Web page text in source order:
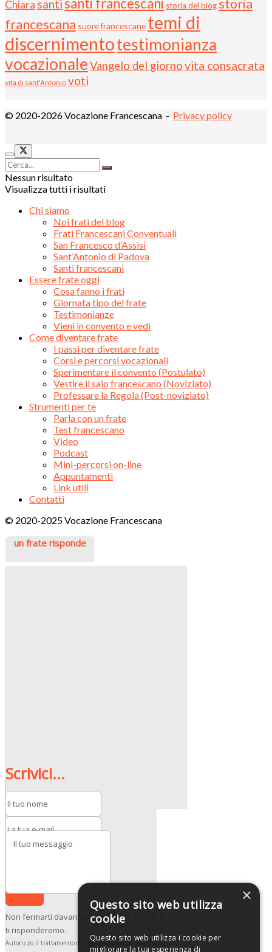
Chiara santisanti francescani storia del blog storia
francescana suore francescane temi di
discernimentotestimonianza
vocazionaleVangelo del giornovita consacrata
vita di sant'Antonio voti
© 2020-2026 Vocazione Francescana - Privacy policy
Nessun risultato
Visualizza tutti i risultati
Chi siamo
Noi frati del blog
Frati Francescani Conventuali
San Francesco d’Assisi
Sant’Antonio di Padova
Santi francescani
Essere frate oggi
Cosa fanno i frati
Giornata tipo del frate
Testimonianze
Vieni in convento e vedi
Come diventare frate
I passi per diventare frate
Corsi e percorsi vocazionali
Sperimentare il convento (Postulato)
Vestire il saio francescano (Noviziato)
Professare la Regola (Post-noviziato)
Strumenti per te
Parla con un frate
Test francescano
Video
Podcast
Mini-percorsi on-line
Appuntamenti
Link utili
Contatti
© 2020-2025 Vocazione Francescana
un frate risponde
Scrivici...
Non fermarti davanti ai tuoi dubbi, scrivici e
ti risponderemo.
Autorizzo il trattamento dei dati personali in base all’art. 13
×
Questo sito web utilizza
cookie
Questo sito web utilizza i cookie per
migliorare la tua esperienza di